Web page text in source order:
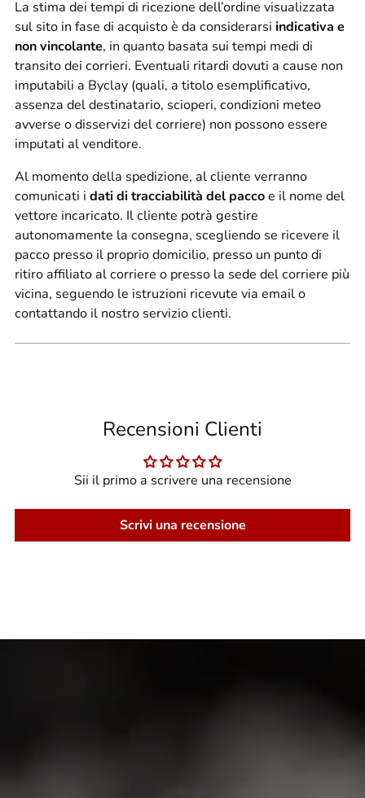
La stima dei tempi di ricezione dell’ordine visualizzata
sul sito in fase di acquisto è da considerarsi indicativa e
non vincolante, in quanto basata sui tempi medi di
transito dei corrieri. Eventuali ritardi dovuti a cause non
imputabili a Byclay (quali, a titolo esemplificativo,
assenza del destinatario, scioperi, condizioni meteo
avverse o disservizi del corriere) non possono essere
imputati al venditore.
Al momento della spedizione, al cliente verranno
comunicati i dati di tracciabilità del paccoe il nome del
vettore incaricato. Il cliente potrà gestire
autonomamente la consegna, scegliendo se ricevere il
pacco presso il proprio domicilio, presso un punto di
ritiro affiliato al corriere o presso la sede del corriere più
vicina, seguendo le istruzioni ricevute via email o
contattando il nostro servizio clienti.
Recensioni Clienti
Sii il primo a scrivere una recensione
Scrivi una recensione